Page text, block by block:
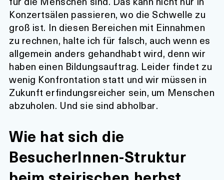
Konzertsälen passieren, wo die Schwelle zu
groß ist. In diesen Bereichen mit Einnahmen
zu rechnen, halte ich für falsch, auch wenn es
allgemein anders gehandhabt wird, denn wir
haben einen Bildungsauftrag. Leider findet zu
wenig Konfrontation statt und wir müssen in
Zukunft erfindungsreicher sein, um Menschen
abzuholen. Und sie sind abholbar.
Wie hat sich die
BesucherInnen-Struktur